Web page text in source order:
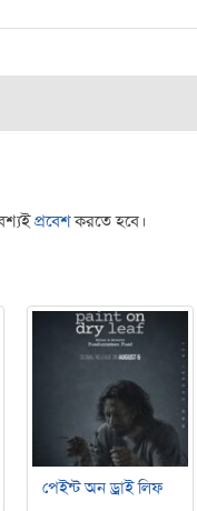
প্রবেশকরতে হবে।
পেইন্ট অন ড্রাই লিফ